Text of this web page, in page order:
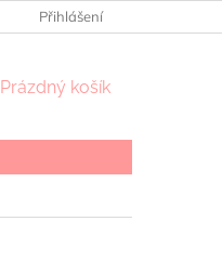
Přihlášení
NÁKUPNÍ
Prázdný košík